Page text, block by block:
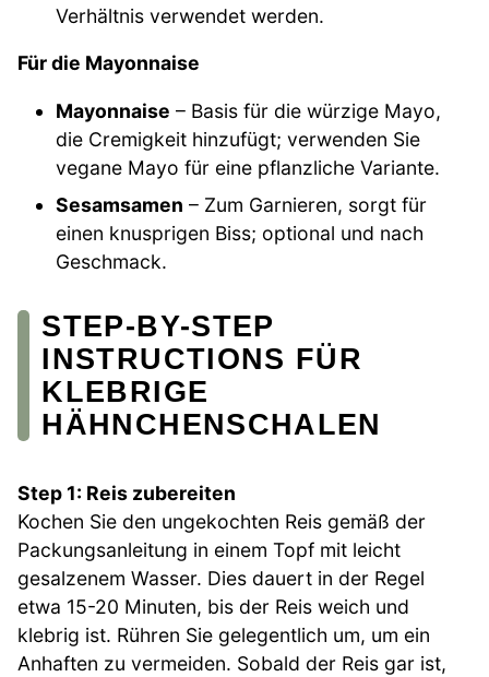
Verhältnis verwendet werden.
Für die Mayonnaise
Mayonnaise – Basis für die würzige Mayo,
die Cremigkeit hinzufügt; verwenden Sie
vegane Mayo für eine pflanzliche Variante.
Sesamsamen – Zum Garnieren, sorgt für
einen knusprigen Biss; optional und nach
Geschmack.
STEP-BY-STEP
INSTRUCTIONS FÜR
KLEBRIGE
HÄHNCHENSCHALEN
Step 1: Reis zubereiten
Kochen Sie den ungekochten Reis gemäß der
Packungsanleitung in einem Topf mit leicht
gesalzenem Wasser. Dies dauert in der Regel
etwa 15-20 Minuten, bis der Reis weich und
klebrig ist. Rühren Sie gelegentlich um, um ein
Anhaften zu vermeiden. Sobald der Reis gar ist,